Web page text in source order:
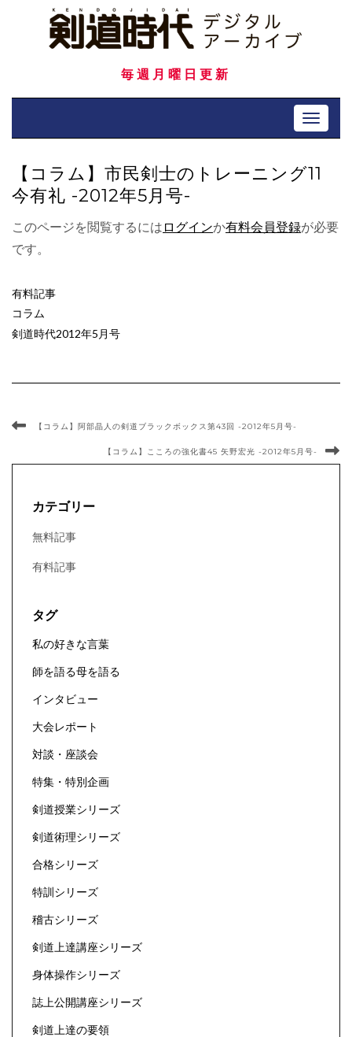
毎週月曜日更新
Toggle
【コラム】市民剣士のトレーニング11
今有礼 -2012年5月号-
このページを閲覧するには ログインか有料会員登録が必要
です。
有料記事
コラム
剣道時代2012年5月号
【コラム】阿部晶人の剣道ブラックボックス第43回 -2012年5月号-
【コラム】こころの強化書45 矢野宏光 -2012年5月号-
カテゴリー
無料記事
有料記事
タグ
私の好きな言葉
師を語る母を語る
インタビュー
大会レポート
対談・座談会
特集・特別企画
剣道授業シリーズ
剣道術理シリーズ
合格シリーズ
特訓シリーズ
稽古シリーズ
剣道上達講座シリーズ
身体操作シリーズ
誌上公開講座シリーズ
剣道上達の要領